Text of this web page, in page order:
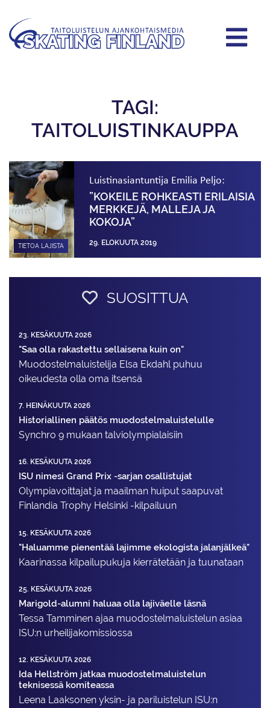
TAGI:
TAITOLUISTINKAUPPA
TIETOA LAJISTA
Luistinasiantuntija Emilia Peljo:
”KOKEILE ROHKEASTI ERILAISIA
MERKKEJÄ, MALLEJA JA
KOKOJA”
29. ELOKUUTA 2019
SUOSITTUA
23. KESÄKUUTA 2026
"Saa olla rakastettu sellaisena kuin on"
Muodostelma­luistelija Elsa Ekdahl puhuu
oikeudesta olla oma itsensä
7. HEINÄKUUTA 2026
Historiallinen päätös muodostelmaluistelulle
Synchro 9 mukaan talviolympialaisiin
16. KESÄKUUTA 2026
ISU nimesi Grand Prix -sarjan osallistujat
Olympiavoittajat ja maailman huiput saapuvat
Finlandia Trophy Helsinki -kilpailuun
15. KESÄKUUTA 2026
"Haluamme pienentää lajimme ekologista jalanjälkeä"
Kaarinassa kilpailupukuja kierrätetään ja tuunataan
25. KESÄKUUTA 2026
Marigold-alumni haluaa olla lajiväelle läsnä
Tessa Tamminen ajaa muodostelma­luistelun asiaa
ISU:n urheilija­komissiossa
12. KESÄKUUTA 2026
Ida Hellström jatkaa muodostelmaluistelun
teknisessä komiteassa
Leena Laaksonen yksin- ja pariluistelun ISU:n